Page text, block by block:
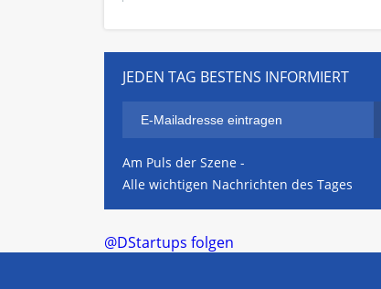
JEDEN TAG BESTENS INFORMIERT
Am Puls der Szene -
Alle wichtigen Nachrichten des Tages
@DStartups folgen